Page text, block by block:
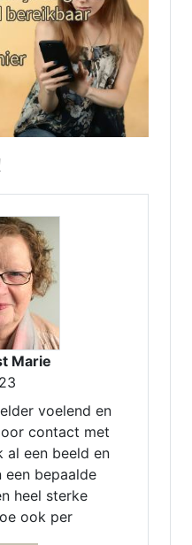
Marie
voelend en
contact met
al een beeld en
bepaalde
heel sterke
ook per